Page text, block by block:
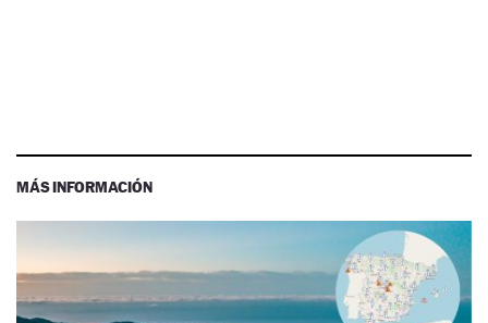
MÁS INFORMACIÓN